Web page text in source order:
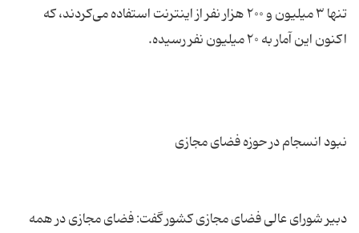
تنها ۳ میلیون و ۲۰۰ هزار نفر از اینترنت استفاده می‌کردند، که
دبیر شورای عالی فضای مجازی کشور گفت: فضای مجازی در همه